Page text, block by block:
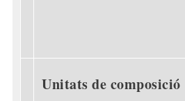
Unitats de composició